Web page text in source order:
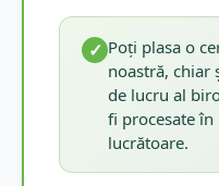
✓ Poți plasa o
noastră, chiar
de lucru al
fi procesate
lucrătoare.